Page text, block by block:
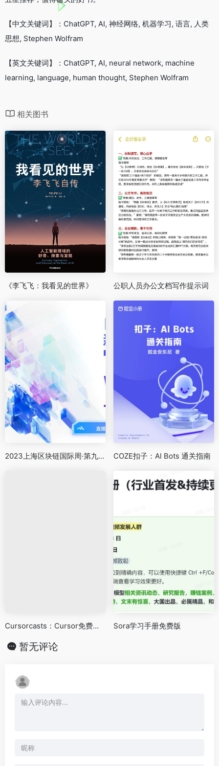
【中文关键词】：ChatGPT, AI, 神经网络, 机器学习, 语言, 人类
思想, Stephen Wolfram
【英文关键词】：ChatGPT, AI, neural network, machine
learning, language, human thought, Stephen Wolfram
相关图书
《李飞飞：我看见的世界》 公职人员办公文档写作提示词
2023上海区块链国际周·第九届区块链全球峰会直播回放 COZE扣子：Al Bots 通关指南
Cursorcasts：Cursor免费视频教程 Sora学习手册免费版
暂无评论